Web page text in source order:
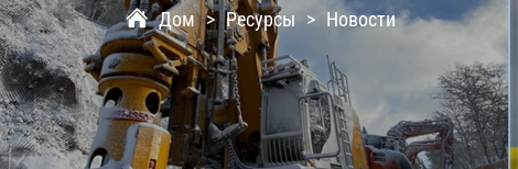
Дом Ресурсы Новости